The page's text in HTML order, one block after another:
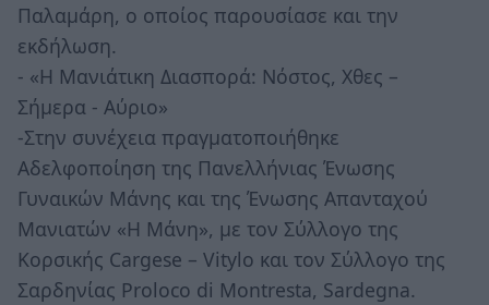
Παλαμάρη, ο οποίος παρουσίασε και την
εκδήλωση.
- «Η Μανιάτικη Διασπορά: Νόστος, Χθες –
Σήμερα - Αύριο»
-Στην συνέχεια πραγματοποιήθηκε
Αδελφοποίηση της Πανελλήνιας Ένωσης
Γυναικών Μάνης και της Ένωσης Απανταχού
Μανιατών «Η Μάνη», με τον Σύλλογο της
Κορσικής Cargese – Vitylo και τον Σύλλογο της
Σαρδηνίας Proloco di Montresta, Sardegna.